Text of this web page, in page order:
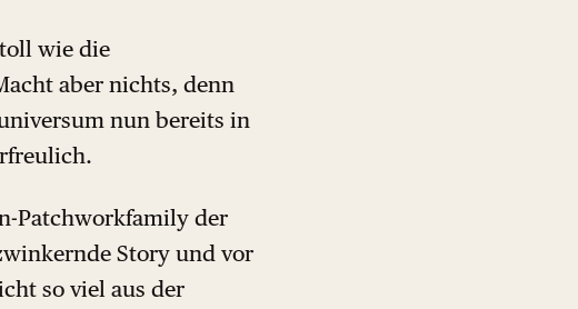
wie die
aber nichts, denn
nun bereits in
Patchworkfamily der
Story und vor
so viel aus der